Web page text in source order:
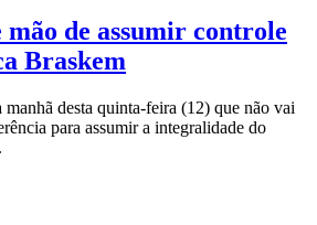
de assumir controle
Braskem
desta quinta-feira (12) que não vai
para assumir a integralidade do